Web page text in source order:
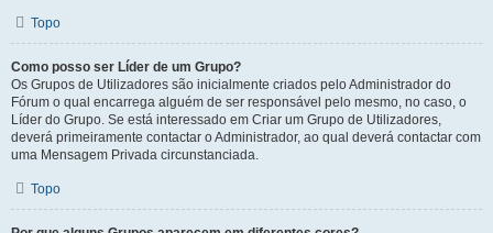
Topo
Como posso ser Líder de um Grupo?
Os Grupos de Utilizadores são inicialmente criados pelo Administrador do
Fórum o qual encarrega alguém de ser responsável pelo mesmo, no caso, o
Líder do Grupo. Se está interessado em Criar um Grupo de Utilizadores,
deverá primeiramente contactar o Administrador, ao qual deverá contactar com
uma Mensagem Privada circunstanciada.
Topo